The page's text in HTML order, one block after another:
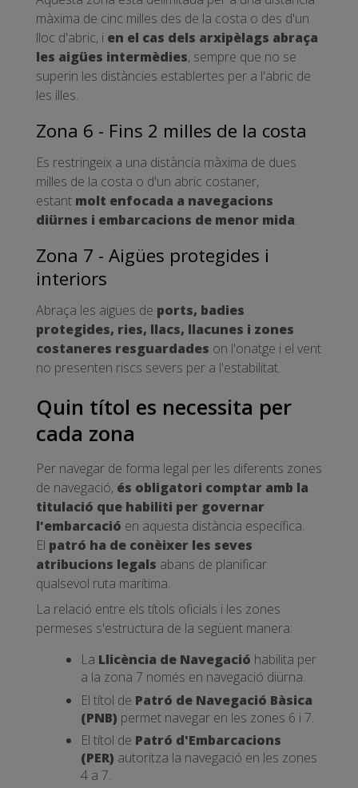
màxima de cinc milles des de la costa o des d'un
lloc d'abric, i en el cas dels arxipèlags abraça
les aigües intermèdies, sempre que no se
superin les distàncies establertes per a l'abric de
les illes.
Zona 6 - Fins 2 milles de la costa
Es restringeix a una distància màxima de dues
milles de la costa o d'un abric costaner,
estant molt enfocada a navegacions
diürnes i embarcacions de menor mida.
Zona 7 - Aigües protegides i
interiors
Abraça les aigües de ports, badies
protegides, ries, llacs, llacunes i zones
costaneres resguardades on l'onatge i el vent
no presenten riscs severs per a l'estabilitat.
Quin títol es necessita per
cada zona
Per navegar de forma legal per les diferents zones
de navegació, és obligatori comptar amb la
titulació que habiliti per governar
l'embarcació en aquesta distància específica.
El patró ha de conèixer les seves
atribucions legals abans de planificar
qualsevol ruta marítima.
La relació entre els títols oficials i les zones
permeses s'estructura de la següent manera:
La Llicència de Navegació habilita per
a la zona 7 només en navegació diürna.
El títol de Patró de Navegació Bàsica
(PNB) permet navegar en les zones 6 i 7.
El títol de Patró d'Embarcacions
(PER) autoritza la navegació en les zones
4 a 7.